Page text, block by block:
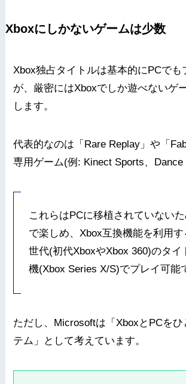
Xboxにしかないゲームは少数
Xbox独占タイトルは基本的にPCでも
が、厳密にはXboxでしか遊べないゲ
します。
代表的なのは「Rare Replay」や「
専用ゲーム(例: Kinect Sports、Dance
これらはPCに移植されていない
で楽しめ、Xbox互換機能を利用す
世代(初代XboxやXbox 360)のタイ
機(Xbox Series X/S)でプレイ可能
ただし、Microsoftは「XboxとPCをひ
テム」として考えています。